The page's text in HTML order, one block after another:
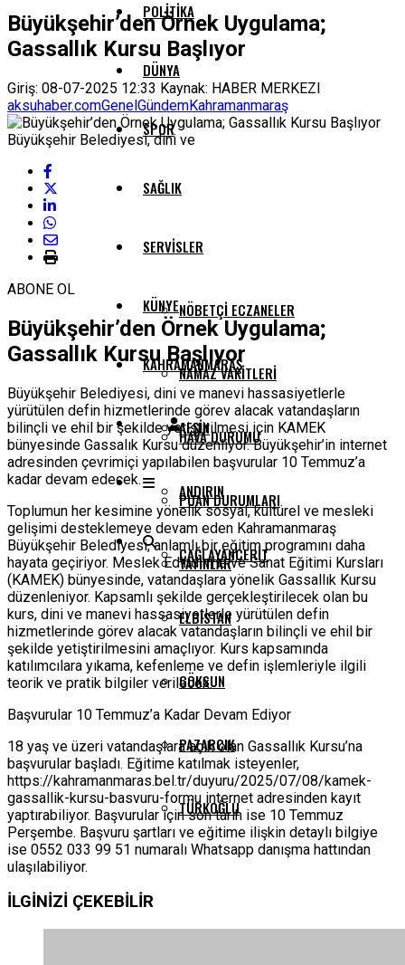
POLITIKA
DÜNYA
SPOR
SAĞLIK
SERVISLER
NÖBETÇI ECZANELER
NAMAZ VAKITLERI
HAVA DURUMU
PUAN DURUMLARI
YAYINLAR
KÜNYE
KAHRAMANMARAŞ
AFŞIN
ANDIRIN
ÇAĞLAYANCERIT
ELBISTAN
GÖKSUN
PAZARCIK
TÜRKOĞLU
Büyükşehir’den Örnek Uygulama;
Gassallık Kursu Başlıyor
Giriş: 08-07-2025 12:33 Kaynak: HABER MERKEZI
aksuhaber.comGenelGündemKahramanmaraş
ABONE OL
Büyükşehir’den Örnek Uygulama;
Gassallık Kursu Başlıyor
Büyükşehir Belediyesi, dini ve manevi hassasiyetlerle
yürütülen defin hizmetlerinde görev alacak vatandaşların
bilinçli ve ehil bir şekilde yetiştirilmesi için KAMEK
bünyesinde Gassalık Kursu düzenliyor. Büyükşehir’in internet
adresinden çevrimiçi yapılabilen başvurular 10 Temmuz’a
kadar devam edecek.
Toplumun her kesimine yönelik sosyal, kültürel ve mesleki
gelişimi desteklemeye devam eden Kahramanmaraş
Büyükşehir Belediyesi, anlamlı bir eğitim programını daha
hayata geçiriyor. Meslek Edindirme ve Sanat Eğitimi Kursları
(KAMEK) bünyesinde, vatandaşlara yönelik Gassallık Kursu
düzenleniyor. Kapsamlı şekilde gerçekleştirilecek olan bu
kurs, dini ve manevi hassasiyetlerle yürütülen defin
hizmetlerinde görev alacak vatandaşların bilinçli ve ehil bir
şekilde yetiştirilmesini amaçlıyor. Kurs kapsamında
katılımcılara yıkama, kefenleme ve defin işlemleriyle ilgili
teorik ve pratik bilgiler verilecek.
Başvurular 10 Temmuz’a Kadar Devam Ediyor
18 yaş ve üzeri vatandaşlara açık olan Gassallık Kursu’na
başvurular başladı. Eğitime katılmak isteyenler,
https://kahramanmaras.bel.tr/duyuru/2025/07/08/kamek-
gassallik-kursu-basvuru-formu internet adresinden kayıt
yaptırabiliyor. Başvurular için son tarih ise 10 Temmuz
Perşembe. Başvuru şartları ve eğitime ilişkin detaylı bilgiye
ise 0552 033 99 51 numaralı Whatsapp danışma hattından
ulaşılabiliyor.
İLGİNİZİ ÇEKEBİLİR